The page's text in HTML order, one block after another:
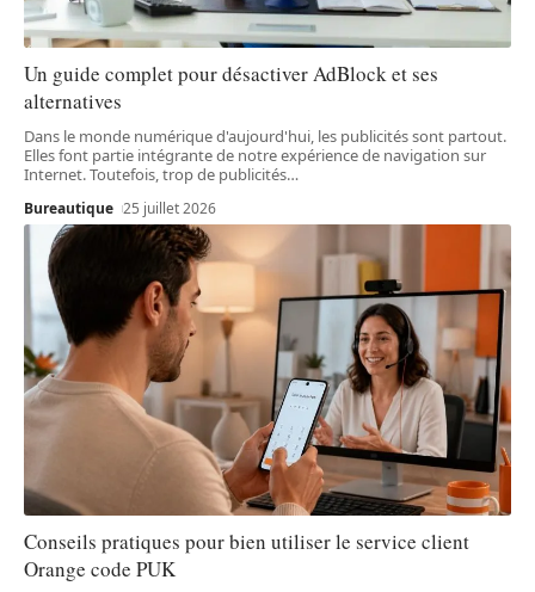
Un guide complet pour désactiver AdBlock et ses
alternatives
Dans le monde numérique d'aujourd'hui, les publicités sont partout.
Elles font partie intégrante de notre expérience de navigation sur
Internet. Toutefois, trop de publicités…
Bureautique 25 juillet 2026
Conseils pratiques pour bien utiliser le service client
Orange code PUK